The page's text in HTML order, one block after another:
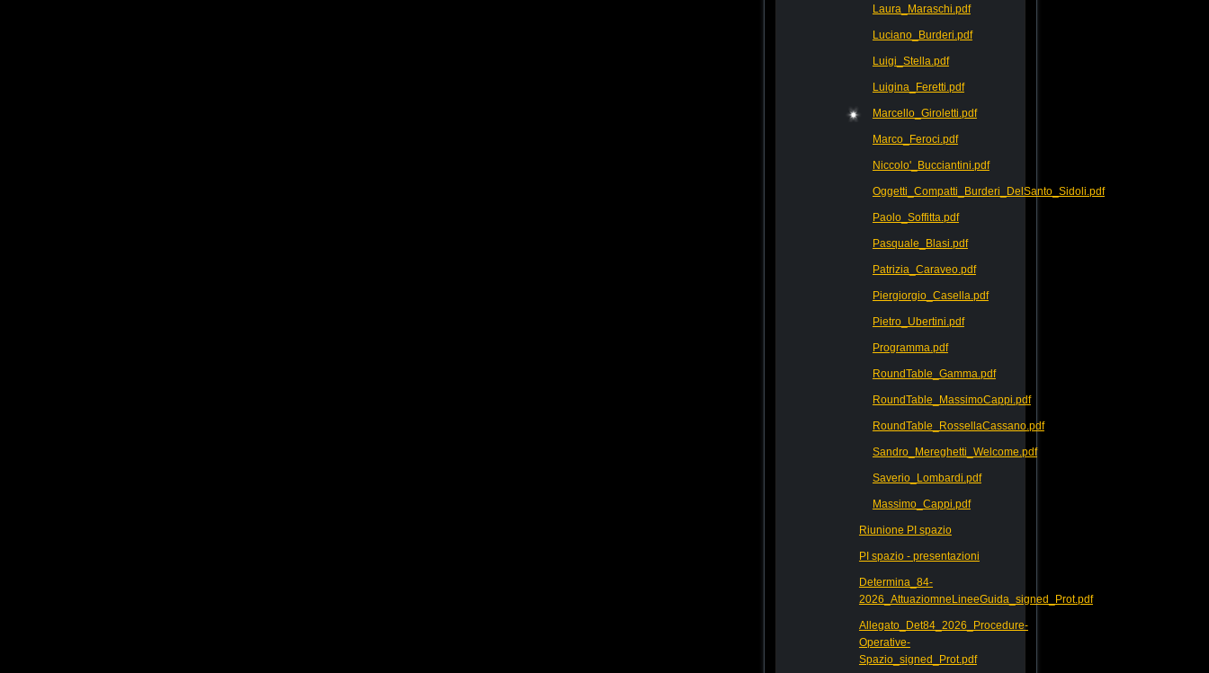
Laura_Maraschi.pdf
Luciano_Burderi.pdf
Luigi_Stella.pdf
Luigina_Feretti.pdf
Marcello_Giroletti.pdf
Marco_Feroci.pdf
Niccolo'_Bucciantini.pdf
Oggetti_Compatti_Burderi_DelSanto_Sidoli.pdf
Paolo_Soffitta.pdf
Pasquale_Blasi.pdf
Patrizia_Caraveo.pdf
Piergiorgio_Casella.pdf
Pietro_Ubertini.pdf
Programma.pdf
RoundTable_Gamma.pdf
RoundTable_MassimoCappi.pdf
RoundTable_RossellaCassano.pdf
Sandro_Mereghetti_Welcome.pdf
Saverio_Lombardi.pdf
Massimo_Cappi.pdf
Riunione PI spazio
PI spazio - presentazioni
Determina_84-
2026_AttuaziomneLineeGuida_signed_Prot.pdf
Allegato_Det84_2026_Procedure-
Operative-
Spazio_signed_Prot.pdf